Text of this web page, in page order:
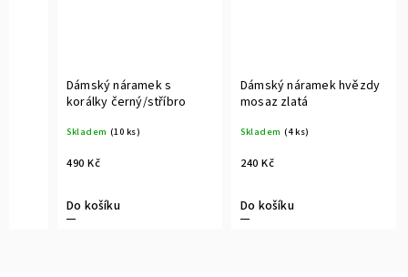
Dámský náramek s
korálky černý/stříbro
Skladem (10 ks)
490 Kč
Do košíku
Dámský náramek hvězdy
mosaz zlatá
Skladem (4 ks)
240 Kč
Do košíku